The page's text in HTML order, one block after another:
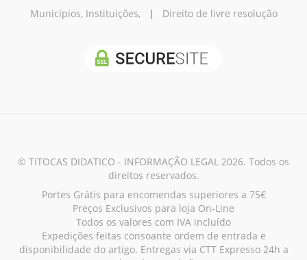
Municípios, Instituições,| Direito de livre resolução
© TITOCAS DIDATICO - INFORMAÇÃO LEGAL 2026. Todos os
direitos reservados.
Portes Grátis para encomendas superiores a 75€
Preços Exclusivos para loja On-Line
Todos os valores com IVA incluído
Expedições feitas consoante ordem de entrada e
disponibilidade do artigo. Entregas via CTT Expresso 24h a